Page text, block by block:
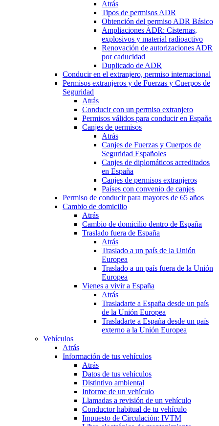
Atrás
Tipos de permisos ADR
Obtención del permiso ADR Básico
Ampliaciones ADR: Cisternas,
explosivos y material radioactivo
Renovación de autorizaciones ADR
por caducidad
Duplicado de ADR
Conducir en el extranjero, permiso internacional
Permisos extranjeros y de Fuerzas y Cuerpos de
Seguridad
Atrás
Conducir con un permiso extranjero
Permisos válidos para conducir en España
Canjes de permisos
Atrás
Canjes de Fuerzas y Cuerpos de
Seguridad Españoles
Canjes de diplomáticos acreditados
en España
Canjes de permisos extranjeros
Países con convenio de canjes
Permiso de conducir para mayores de 65 años
Cambio de domicilio
Atrás
Cambio de domicilio dentro de España
Traslado fuera de España
Atrás
Traslado a un país de la Unión
Europea
Traslado a un país fuera de la Unión
Europea
Vienes a vivir a España
Atrás
Trasladarte a España desde un país
de la Unión Europea
Trasladarte a España desde un país
externo a la Unión Europea
Vehículos
Atrás
Información de tus vehículos
Atrás
Datos de tus vehículos
Distintivo ambiental
Informe de un vehículo
Llamadas a revisión de un vehículo
Conductor habitual de tu vehículo
Impuesto de Circulación: IVTM